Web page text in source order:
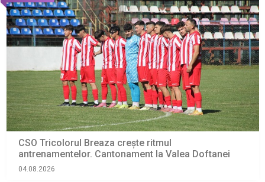
CSO Tricolorul Breaza crește ritmul
antrenamentelor. Cantonament la Valea Doftanei
04.08.2026